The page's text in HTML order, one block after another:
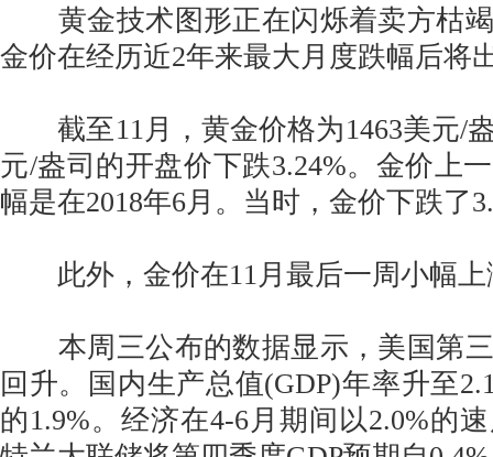
黄金技术图形正在闪烁着卖方枯竭
金价在经历近2年来最大月度跌幅后将
截至11月，黄金价格为1463美元/盎
元/盎司的开盘价下跌3.24%。金价上
幅是在2018年6月。当时，金价下跌了
此外，金价在11月最后一周小幅上
本周三公布的数据显示，美国第三
回升。国内生产总值(GDP)年率升至
的1.9%。经济在4-6月期间以2.0%的